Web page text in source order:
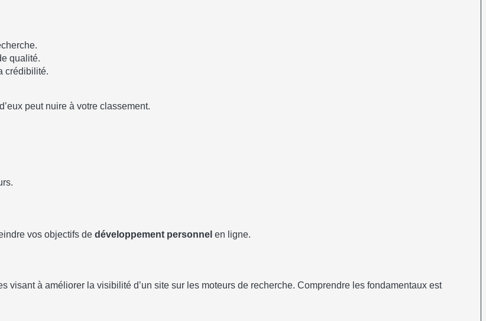
qualité.
crédibilité.
peut nuire à votre classement.
vos objectifs de développement personnel en ligne.
visant à améliorer la visibilité d’un site sur les moteurs de recherche. Comprendre les fondamentaux est